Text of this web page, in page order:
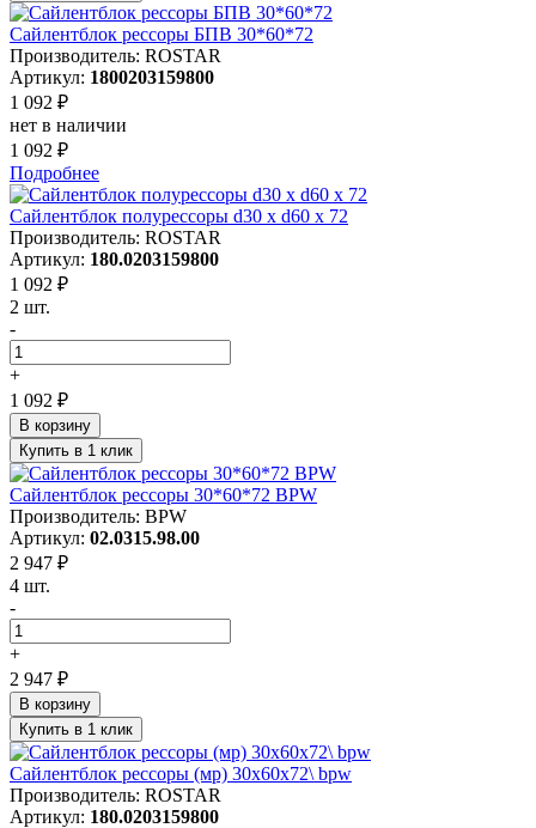
Сайлентблок рессоры БПВ 30*60*72
Производитель: ROSTAR
Артикул: 1800203159800
1 092 ₽
нет в наличии
1 092 ₽
Подробнее
Сайлентблок полурессоры d30 x d60 x 72
Производитель: ROSTAR
Артикул: 180.0203159800
1 092 ₽
2 шт.
-
+
1 092 ₽
В корзину
Купить в 1 клик
Сайлентблок рессоры 30*60*72 BPW
Производитель: BPW
Артикул: 02.0315.98.00
2 947 ₽
4 шт.
-
+
2 947 ₽
В корзину
Купить в 1 клик
Сайлентблок рессоры (мр) 30x60x72\ bpw
Производитель: ROSTAR
Артикул: 180.0203159800